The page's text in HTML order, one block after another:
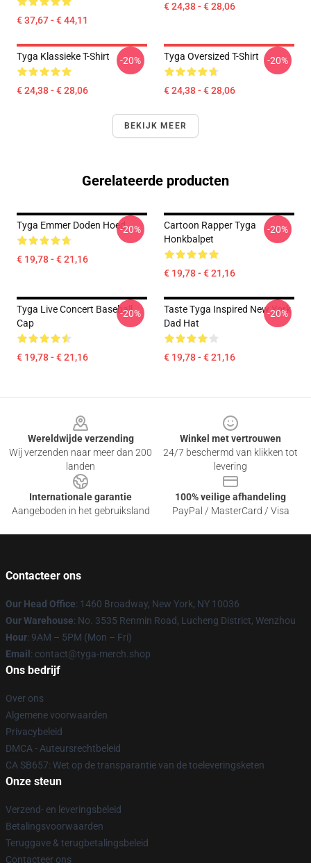
€ 37,67 - € 44,11
€ 24,38 - € 28,06
Tyga Klassieke T-Shirt
€ 24,38 - € 28,06
-20% Tyga Oversized T-Shirt
€ 24,38 - € 28,06
-20%
BEKIJK MEER
Gerelateerde producten
Tyga Emmer Doden Hoed
€ 19,78 - € 21,16
-20%
Cartoon Rapper Tyga
Honkbalpet
€ 19,78 - € 21,16
-20%
Tyga Live Concert Baseball
Cap
€ 19,78 - € 21,16
-20%
Taste Tyga Inspired New York
Dad Hat
€ 19,78 - € 21,16
-20%
Wereldwijde verzending
Wij verzenden naar meer dan 200
landen
Winkel met vertrouwen
24/7 beschermd van klikken tot
levering
Internationale garantie
Aangeboden in het gebruiksland
100% veilige afhandeling
PayPal / MasterCard / Visa
Contacteer ons
Our Head Office: 1460 Broadway, New York, NY 10036
Our Warehouse: No. 3535 Renmin Road, Lucheng District, Wenzhou
Hour: 9AM – 5PM (Mon – Fri)
Email : contact@tyga-merch.shop
Ons bedrijf
Over ons
Algemene voorwaarden
Privacybeleid
DMCA - Auteursrechtbeleid
CA SB657: Wet op de transparantie van de toeleveringsketen
Onze steun
Verzend- en leveringsbeleid
Betalingsvoorwaarden
Teruggave & terugbetalingsbeleid
Contacteer ons